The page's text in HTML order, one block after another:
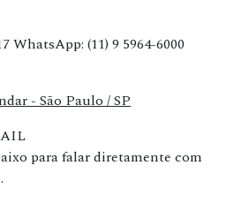
WhatsApp: (11) 9 5964-6000
- São Paulo / SP
para falar diretamente com